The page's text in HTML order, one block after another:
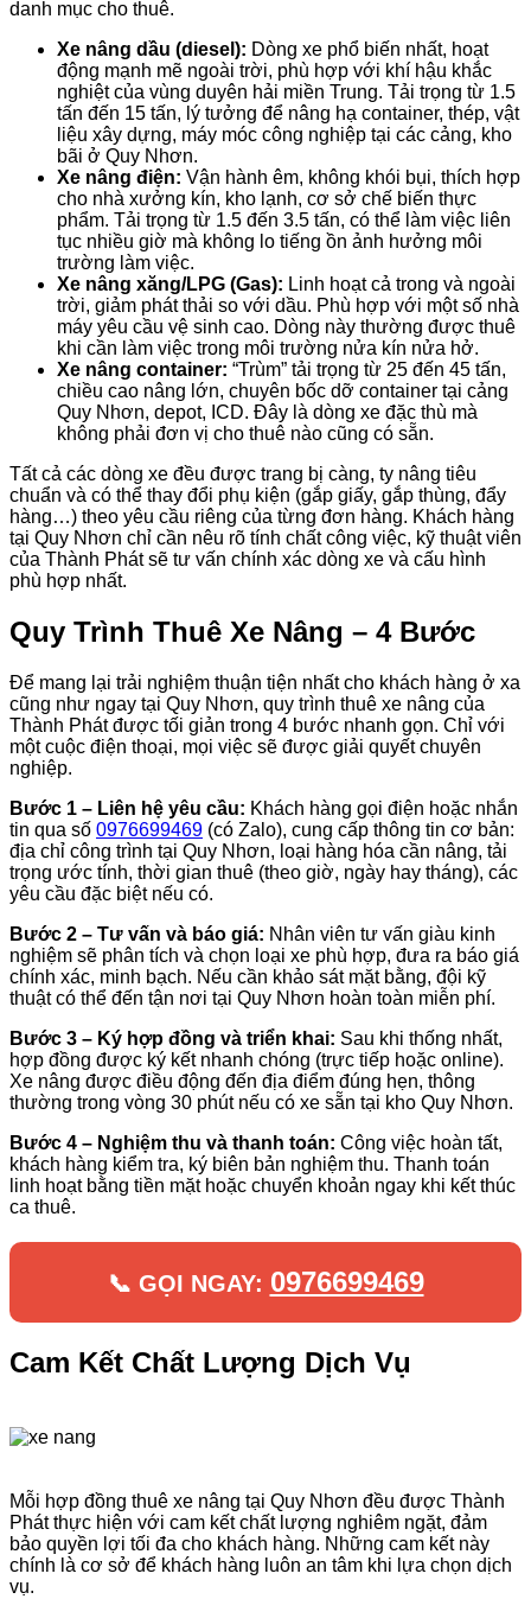
danh mục cho thuê.
Xe nâng dầu (diesel): Dòng xe phổ biến nhất, hoạt
động mạnh mẽ ngoài trời, phù hợp với khí hậu khắc
nghiệt của vùng duyên hải miền Trung. Tải trọng từ 1.5
tấn đến 15 tấn, lý tưởng để nâng hạ container, thép, vật
liệu xây dựng, máy móc công nghiệp tại các cảng, kho
bãi ở Quy Nhơn.
Xe nâng điện: Vận hành êm, không khói bụi, thích hợp
cho nhà xưởng kín, kho lạnh, cơ sở chế biến thực
phẩm. Tải trọng từ 1.5 đến 3.5 tấn, có thể làm việc liên
tục nhiều giờ mà không lo tiếng ồn ảnh hưởng môi
trường làm việc.
Xe nâng xăng/LPG (Gas): Linh hoạt cả trong và ngoài
trời, giảm phát thải so với dầu. Phù hợp với một số nhà
máy yêu cầu vệ sinh cao. Dòng này thường được thuê
khi cần làm việc trong môi trường nửa kín nửa hở.
Xe nâng container: “Trùm” tải trọng từ 25 đến 45 tấn,
chiều cao nâng lớn, chuyên bốc dỡ container tại cảng
Quy Nhơn, depot, ICD. Đây là dòng xe đặc thù mà
không phải đơn vị cho thuê nào cũng có sẵn.
Tất cả các dòng xe đều được trang bị càng, ty nâng tiêu
chuẩn và có thể thay đổi phụ kiện (gắp giấy, gắp thùng, đẩy
hàng…) theo yêu cầu riêng của từng đơn hàng. Khách hàng
tại Quy Nhơn chỉ cần nêu rõ tính chất công việc, kỹ thuật viên
của Thành Phát sẽ tư vấn chính xác dòng xe và cấu hình
phù hợp nhất.
Quy Trình Thuê Xe Nâng – 4 Bước
Để mang lại trải nghiệm thuận tiện nhất cho khách hàng ở xa
cũng như ngay tại Quy Nhơn, quy trình thuê xe nâng của
Thành Phát được tối giản trong 4 bước nhanh gọn. Chỉ với
một cuộc điện thoại, mọi việc sẽ được giải quyết chuyên
nghiệp.
Bước 1 – Liên hệ yêu cầu: Khách hàng gọi điện hoặc nhắn
tin qua số 0976699469 (có Zalo), cung cấp thông tin cơ bản:
địa chỉ công trình tại Quy Nhơn, loại hàng hóa cần nâng, tải
trọng ước tính, thời gian thuê (theo giờ, ngày hay tháng), các
yêu cầu đặc biệt nếu có.
Bước 2 – Tư vấn và báo giá: Nhân viên tư vấn giàu kinh
nghiệm sẽ phân tích và chọn loại xe phù hợp, đưa ra báo giá
chính xác, minh bạch. Nếu cần khảo sát mặt bằng, đội kỹ
thuật có thể đến tận nơi tại Quy Nhơn hoàn toàn miễn phí.
Bước 3 – Ký hợp đồng và triển khai: Sau khi thống nhất,
hợp đồng được ký kết nhanh chóng (trực tiếp hoặc online).
Xe nâng được điều động đến địa điểm đúng hẹn, thông
thường trong vòng 30 phút nếu có xe sẵn tại kho Quy Nhơn.
Bước 4 – Nghiệm thu và thanh toán: Công việc hoàn tất,
khách hàng kiểm tra, ký biên bản nghiệm thu. Thanh toán
linh hoạt bằng tiền mặt hoặc chuyển khoản ngay khi kết thúc
ca thuê.
📞 GỌI NGAY: 0976699469
Cam Kết Chất Lượng Dịch Vụ
Mỗi hợp đồng thuê xe nâng tại Quy Nhơn đều được Thành
Phát thực hiện với cam kết chất lượng nghiêm ngặt, đảm
bảo quyền lợi tối đa cho khách hàng. Những cam kết này
chính là cơ sở để khách hàng luôn an tâm khi lựa chọn dịch
vụ.